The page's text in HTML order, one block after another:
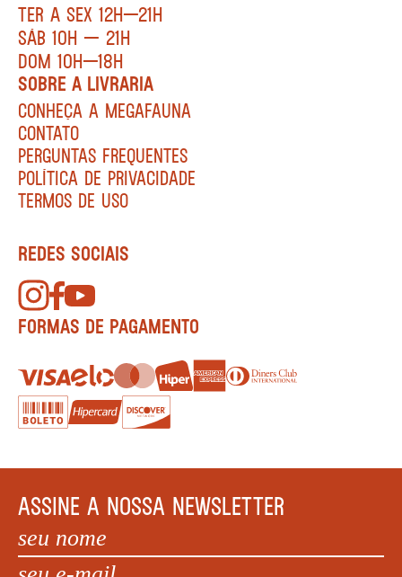
TER A SEX 12H—21H
SÁB 10H — 21H
DOM 10H—18H
SOBRE A LIVRARIA
CONHEÇA A MEGAFAUNA
CONTATO
PERGUNTAS FREQUENTES
POLÍTICA DE PRIVACIDADE
TERMOS DE USO
REDES SOCIAIS
FORMAS DE PAGAMENTO
ASSINE A NOSSA NEWSLETTER